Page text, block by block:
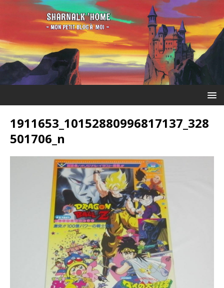
1911653_10152880996817137_328
501706_n